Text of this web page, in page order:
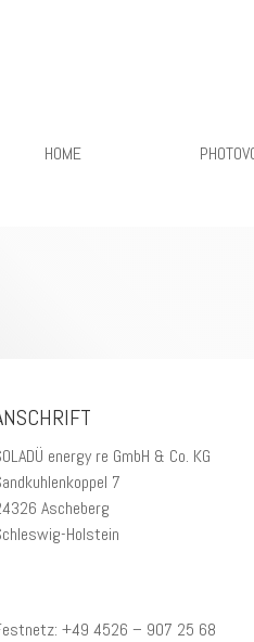
Menü
HOME
energy re GmbH & Co. KG
7
Ascheberg
Holstein
+49 4526 – 907 25 68